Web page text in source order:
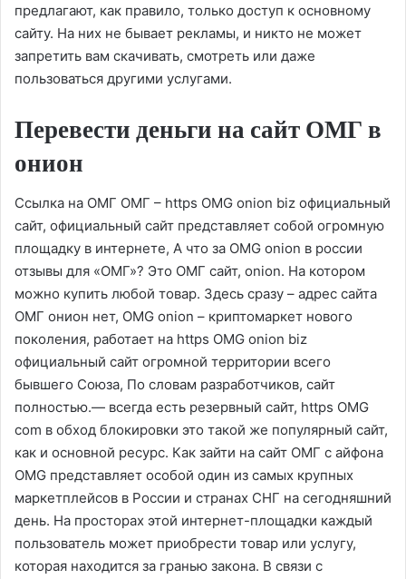
предлагают, как правило, только доступ к основному
сайту. На них не бывает рекламы, и никто не может
запретить вам скачивать, смотреть или даже
пользоваться другими услугами.
Перевести деньги на сайт ОМГ в
онион
Ссылка на ОМГ ОМГ – https OMG onion biz официальный
сайт, официальный сайт представляет собой огромную
площадку в интернете, А что за OMG onion в россии
отзывы для «ОМГ»? Это ОМГ сайт, onion. На котором
можно купить любой товар. Здесь сразу – адрес сайта
ОМГ онион нет, OMG onion – криптомаркет нового
поколения, работает на https OMG onion biz
официальный сайт огромной территории всего
бывшего Союза, По словам разработчиков, сайт
полностью.— всегда есть резервный сайт, https OMG
com в обход блокировки это такой же популярный сайт,
как и основной ресурс. Как зайти на сайт ОМГ с айфона
OMG представляет особой один из самых крупных
маркетплейсов в России и странах СНГ на сегодняшний
день. На просторах этой интернет-площадки каждый
пользователь может приобрести товар или услугу,
которая находится за гранью закона. В связи с